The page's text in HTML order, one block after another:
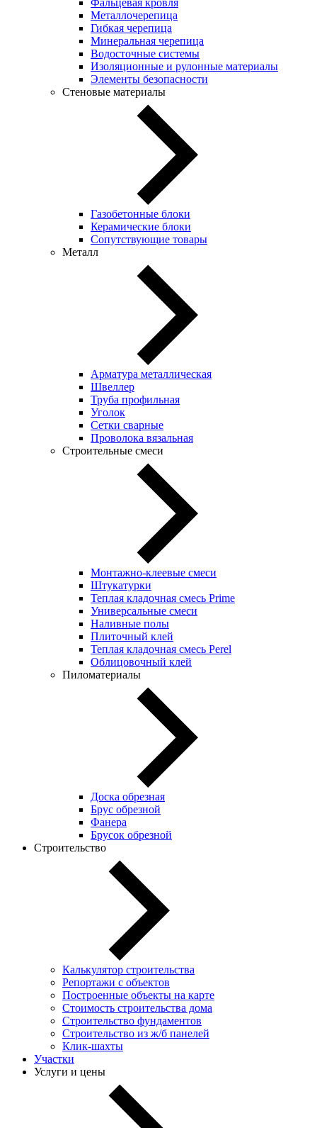
Металлочерепица
Гибкая черепица
Минеральная черепица
Водосточные системы
Изоляционные и рулонные материалы
Элементы безопасности
Стеновые материалы
Газобетонные блоки
Керамические блоки
Сопутствующие товары
Металл
Арматура металлическая
Швеллер
Труба профильная
Уголок
Сетки сварные
Проволока вязальная
Строительные смеси
Монтажно-клеевые смеси
Штукатурки
Теплая кладочная смесь Prime
Универсальные смеси
Наливные полы
Плиточный клей
Теплая кладочная смесь Perel
Облицовочный клей
Пиломатериалы
Доска обрезная
Брус обрезной
Фанера
Брусок обрезной
Строительство
Калькулятор строительства
Репортажи с объектов
Построенные объекты на карте
Стоимость строительства дома
Строительство фундаментов
Строительство из ж/б панелей
Клик-шахты
Участки
Услуги и цены